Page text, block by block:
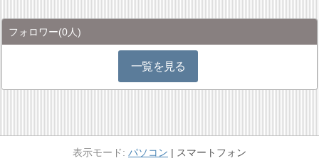
フォロワー(0人)
一覧を見る
パソコン スマートフォン